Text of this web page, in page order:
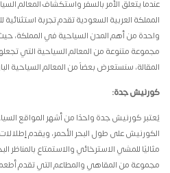
عندما يتعلق الأمر بالسفر واستكشاف المعالم
المملكة العربية السعودية تقدم تجربة استثنائية
واحدة من أهم المدن السياحية في المملكة،
مجموعة متنوعة من المعالم السياحية التي
المقالة، سنستعرض بعضاً من المعالم السياحية
كورنيش جدة:
يُعتبر كورنيش جدة واحدًا من أشهر المواقع
الكورنيش على طول البحر الأحمر، ويقدم
مثاليًا للمشي الاسترخائي والاستمتاع بالمناظر
مجموعة من المقاهي والمطاعم التي تقدم